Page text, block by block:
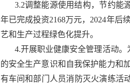
3.2调整能源使用结构，节约能
年已完成投资2168万元，2024年后
艺和生产过程绿色化提升。
4.开展职业健康安全管理活动
的安全生产意识和自我保护能力和
有车间和部门人员消防灭火演练活